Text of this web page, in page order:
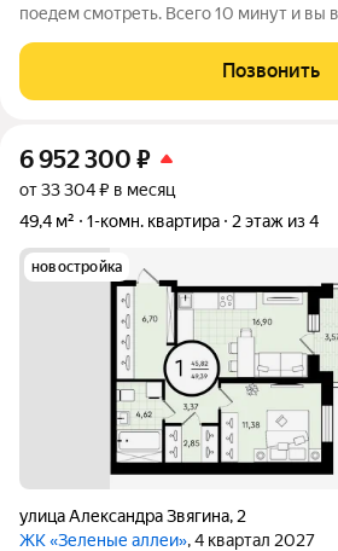
поедем смотреть. Всего 10 минут и вы
пригородной жизни. Там 2 типа застройки
квартиры, таунхаусы многие уже
Позвонить
6 952 300 ₽
от 33 304 ₽ в месяц
49,4 м²
1-комн. квартира 2 этаж из 4
новостройка
​улица Александра Звягина, 2
ЖК «Зеленые аллеи», 4 квартал 2027